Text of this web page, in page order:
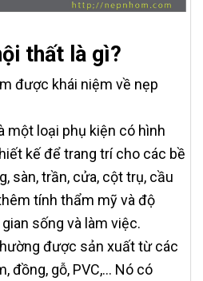
thất là gì?
được khái niệm về nẹp
một loại phụ kiện có hình
kế để trang trí cho các bề
sàn, trần, cửa, cột trụ, cầu
tính thẩm mỹ và độ
sống và làm việc.
được sản xuất từ các
đồng, gỗ, PVC,… Nó có